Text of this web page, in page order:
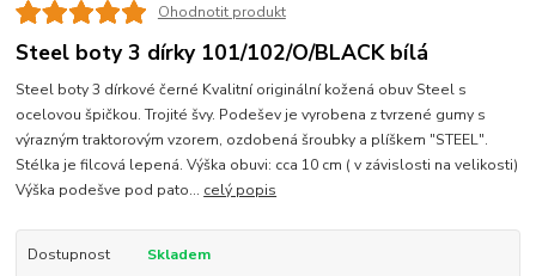
Ohodnotit produkt
Steel boty 3 dírky 101/102/O/BLACK bílá
Steel boty 3 dírkové černé Kvalitní originální kožená obuv Steel s
ocelovou špičkou. Trojité švy. Podešev je vyrobena z tvrzené gumy s
výrazným traktorovým vzorem, ozdobená šroubky a plíškem "STEEL".
Stélka je filcová lepená. Výška obuvi: cca 10 cm ( v závislosti na velikosti)
Výška podešve pod pato... celý popis
Dostupnost
Skladem